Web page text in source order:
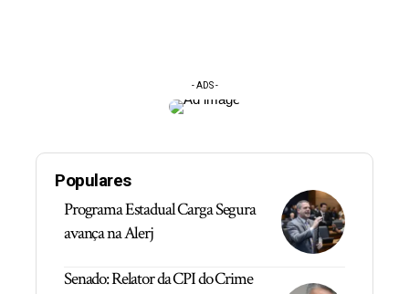
- ADS -
Populares
Programa Estadual Carga Segura
avança na Alerj
Senado: Relator da CPI do Crime